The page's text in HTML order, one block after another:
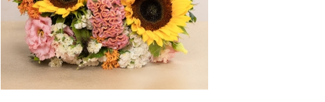
Il contient :
- Un mélange harmonieux de roses roses,
rouges, jaunes et orange
- Quelques feuillages pour structurer
À offrir pour :
- Souhaiter un anniversaire joyeux et coloré